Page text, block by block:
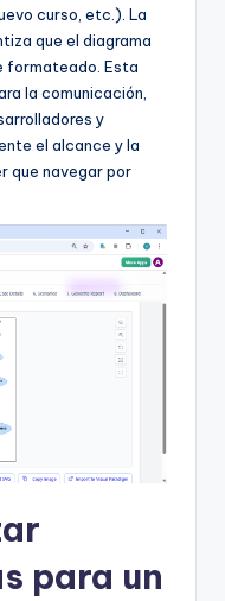
curso, etc.). La
que el diagrama
formateado. Esta
la comunicación,
y
el alcance y la
que navegar por
para un